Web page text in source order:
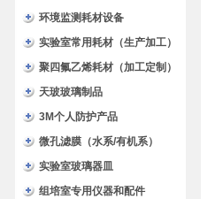
环境监测耗材设备
实验室常用耗材（生产加工）
聚四氟乙烯耗材（加工定制）
天玻玻璃制品
3M个人防护产品
微孔滤膜（水系/有机系）
实验室玻璃器皿
组培室专用仪器和配件